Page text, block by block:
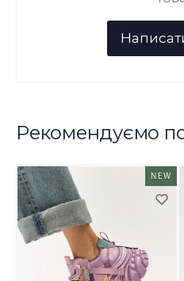
Рекомендуємо
NEW